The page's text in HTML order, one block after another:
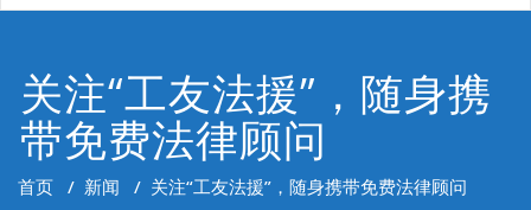
关注“工友法援”，随身携
带免费法律顾问
首页 / 新闻 / 关注“工友法援”，随身携带免费法律顾问